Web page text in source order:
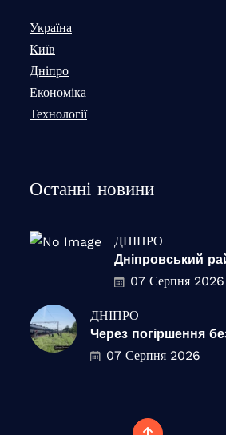
Україна
Київ
Дніпро
Економіка
Технології
Останні новини
ДНІПРО
Дніпровський
07 Серпня 2026
ДНІПРО
Через погіршення
07 Серпня 2026